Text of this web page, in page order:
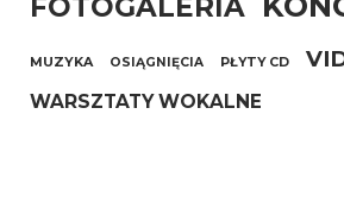
FOTOGALERIA
MUZYKA OSIĄGNIĘCIA PŁYTY CD
WARSZTATY WOKALNE